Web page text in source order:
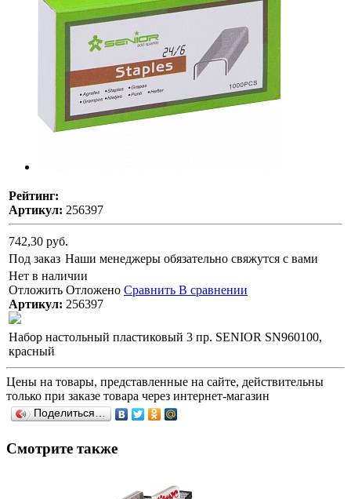
Рейтинг:
Артикул: 256397
742,30 руб.
Под заказ Наши менеджеры обязательно свяжутся с вами
Нет в наличии
Отложить Отложено Сравнить В сравнении
Артикул: 256397
Набор настольный пластиковый 3 пр. SENIOR SN960100,
красный
Цены на товары, представленные на сайте, действительны
только при заказе товара через интернет-магазин
Поделиться…
Смотрите также